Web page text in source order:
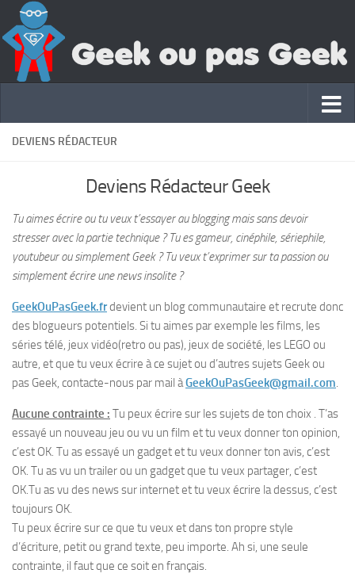
DEVIENS RÉDACTEUR
Deviens Rédacteur Geek
Tu aimes écrire ou tu veux t’essayer au blogging mais sans devoir
stresser avec la partie technique ? Tu es gameur, cinéphile, sériephile,
youtubeur ou simplement Geek ? Tu veux t’exprimer sur ta passion ou
simplement écrire une news insolite ?
GeekOuPasGeek.frdevient un blog communautaire et recrute donc
des blogueurs potentiels. Si tu aimes par exemple les films, les
séries télé, jeux vidéo(retro ou pas), jeux de société, les LEGO ou
autre, et que tu veux écrire à ce sujet ou d’autres sujets Geek ou
pas Geek, contacte-nous par mail àGeekOuPasGeek@gmail.com.
Aucune contrainte : Tu peux écrire sur les sujets de ton choix . T’as
essayé un nouveau jeu ou vu un film et tu veux donner ton opinion,
c’est OK. Tu as essayé un gadget et tu veux donner ton avis, c’est
OK. Tu as vu un trailer ou un gadget que tu veux partager, c’est
OK.Tu as vu des news sur internet et tu veux écrire la dessus, c’est
toujours OK.
Tu peux écrire sur ce que tu veux et dans ton propre style
d’écriture, petit ou grand texte, peu importe. Ah si, une seule
contrainte, il faut que ce soit en français.